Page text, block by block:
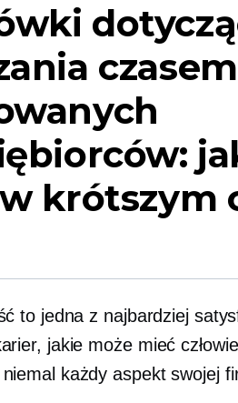
krótszym
to jedna z najbardziej
jakie może mieć
każdy aspekt swojej